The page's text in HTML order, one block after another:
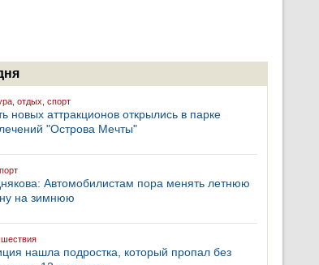
отдых, спорт
новых аттракционов открылись в парке
"Острова Мечты"
Автомобилистам пора менять летнюю
на зимнюю
нашла подростка, который пропал без